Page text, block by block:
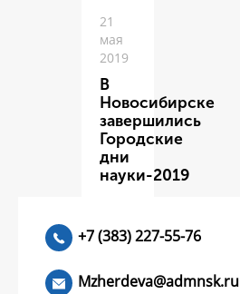
21
мая
2019
В
Новосибирске
завершились
Городские
дни
науки-2019
+7 (383) 227-55-76
Mzherdeva@admnsk.ru